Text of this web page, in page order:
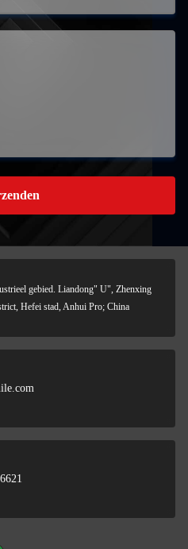
gebied. Liandong" U", Zhenxing
Hefei stad, Anhui Pro; China